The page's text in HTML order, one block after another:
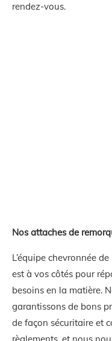
rendez-vous.
Nos attaches de
L’équipe chevronnée
est à vos côtés pour
besoins en la matière.
garantissons de bons
de façon sécuritaire et